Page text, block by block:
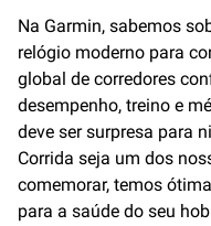
Na Garmin, sabemos
relógio moderno para
global de corredores
desempenho, treino e
deve ser surpresa para
Corrida seja um dos
comemorar, temos
para a saúde do seu